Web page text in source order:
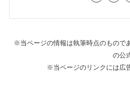
※当ページの情報は執筆時点のもので
の公
※当ページのリンクには広